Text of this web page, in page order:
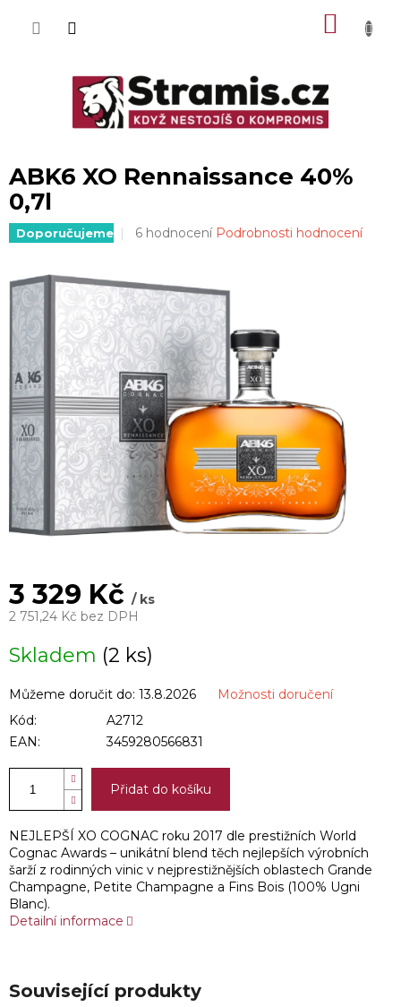
ABK6 XO Rennaissance 40%
0,7l
Doporučujeme
Průměrné
je
3,7
5
hvězdiček.
6 hodnocení Podrobnosti hodnocení
3 329 Kč/ ks
2 751,24 Kč bez DPH
cena:
Skladem (2 ks)
Můžeme doručit do: 13.8.2026
Možnosti doručení
Kód:
A2712
EAN:
3459280566831
Přidat do košíku
NEJLEPŠÍ XO COGNAC roku 2017 dle prestižních World
Cognac Awards – unikátní blend těch nejlepších výrobních
šarží z rodinných vinic v nejprestižnějších oblastech Grande
Champagne, Petite Champagne a Fins Bois (100% Ugni
Blanc).
Detailní informace
Související produkty